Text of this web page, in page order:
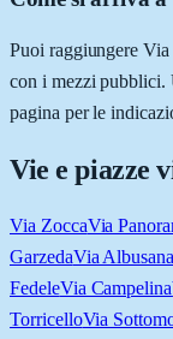
Puoi raggiungere
con i mezzi pubblici.
pagina per le
Vie e piazze
Via ZoccaVia
GarzedaVia
FedeleVia Campelina
TorricelloVia